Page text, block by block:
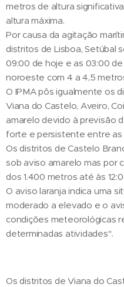
metros de altura
altura máxima.
Por causa da agitação
distritos de Lisboa, Setúbal
09:00 de hoje e as 03:00
noroeste com 4 a 4,5
O IPMA pôs igualmente os
Viana do Castelo, Aveiro,
amarelo devido à previsão
forte e persistente entre as
Os distritos de Castelo
sob aviso amarelo mas por
dos 1.400 metros até às
O aviso laranja indica uma
moderado a elevado e o
condições meteorológicas
determinadas atividades".
Os distritos de Viana do